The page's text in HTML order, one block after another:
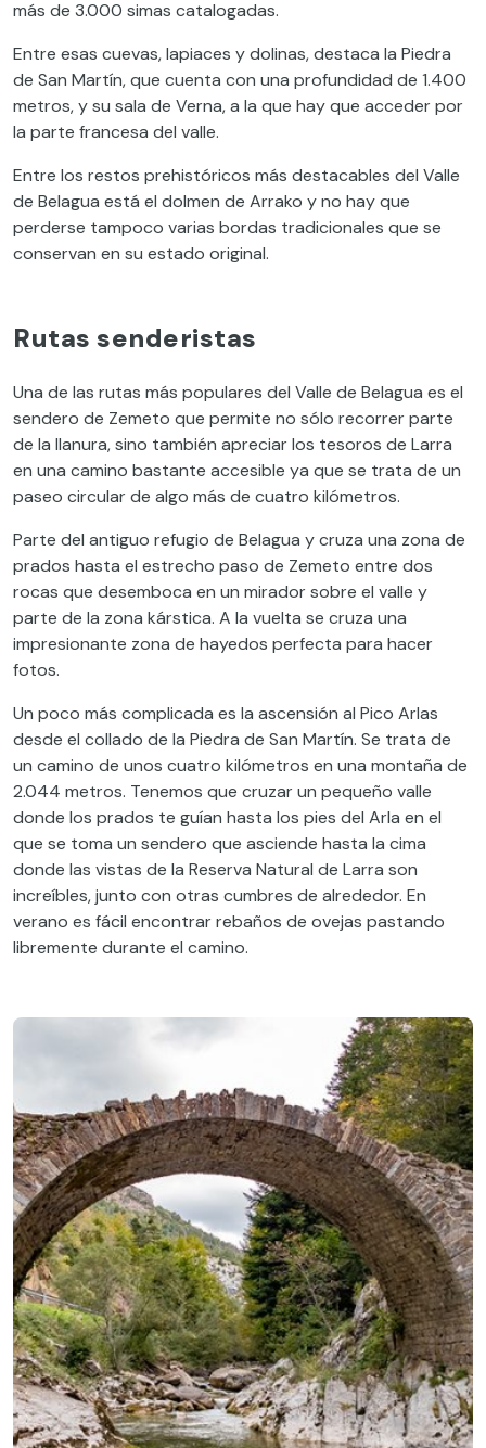
más de 3.000 simas catalogadas.
Entre esas cuevas, lapiaces y dolinas, destaca la Piedra
de San Martín, que cuenta con una profundidad de 1.400
metros, y su sala de Verna, a la que hay que acceder por
la parte francesa del valle.
Entre los restos prehistóricos más destacables del Valle
de Belagua está el dolmen de Arrako y no hay que
perderse tampoco varias bordas tradicionales que se
conservan en su estado original.
Rutas senderistas
Una de las rutas más populares del Valle de Belagua es el
sendero de Zemeto que permite no sólo recorrer parte
de la llanura, sino también apreciar los tesoros de Larra
en una camino bastante accesible ya que se trata de un
paseo circular de algo más de cuatro kilómetros.
Parte del antiguo refugio de Belagua y cruza una zona de
prados hasta el estrecho paso de Zemeto entre dos
rocas que desemboca en un mirador sobre el valle y
parte de la zona kárstica. A la vuelta se cruza una
impresionante zona de hayedos perfecta para hacer
fotos.
Un poco más complicada es la ascensión al Pico Arlas
desde el collado de la Piedra de San Martín. Se trata de
un camino de unos cuatro kilómetros en una montaña de
2.044 metros. Tenemos que cruzar un pequeño valle
donde los prados te guían hasta los pies del Arla en el
que se toma un sendero que asciende hasta la cima
donde las vistas de la Reserva Natural de Larra son
increíbles, junto con otras cumbres de alrededor. En
verano es fácil encontrar rebaños de ovejas pastando
libremente durante el camino.